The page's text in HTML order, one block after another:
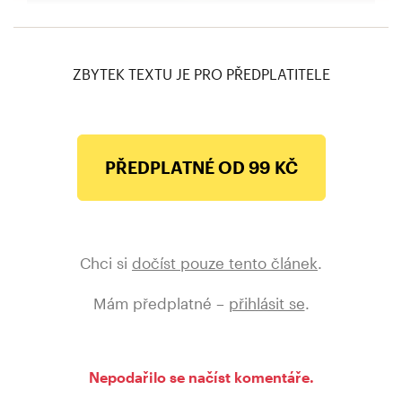
Hybáškovou už ambasáda nebaví, Šedivému
ZBYTEK TEXTU JE PRO PŘEDPLATITELE
PŘEDPLATNÉ OD 99 KČ
Chci si dočíst pouze tento článek
Mám předplatné – přihlásit se
Nepodařilo se načíst komentáře.